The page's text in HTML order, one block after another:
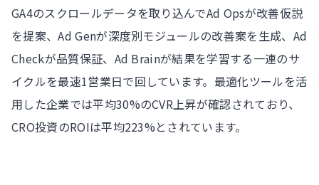
GA4のスクロールデータを取り込んでAd Opsが改善仮説
を提案、Ad Genが深度別モジュールの改善案を生成、Ad
Checkが品質保証、Ad Brainが結果を学習する一連のサ
イクルを最速1営業日で回しています。最適化ツールを活
用した企業では平均30%のCVR上昇が確認されており、
CRO投資のROIは平均223%とされています。